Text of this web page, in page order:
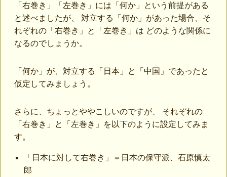
「右巻き」「左巻き」には「何か」という前提がある
と述べましたが、 対立する「何か」があった場合、そ
れぞれの「右巻き」と「左巻き」は どのような関係に
なるのでしょうか。
「何か」が、対立する「日本」と「中国」であったと
仮定してみましょう。
さらに、ちょっとややこしいのですが、 それぞれの
「右巻き」と「左巻き」を以下のように設定してみま
す。
「日本に対して右巻き」＝日本の保守派、石原慎太
郎